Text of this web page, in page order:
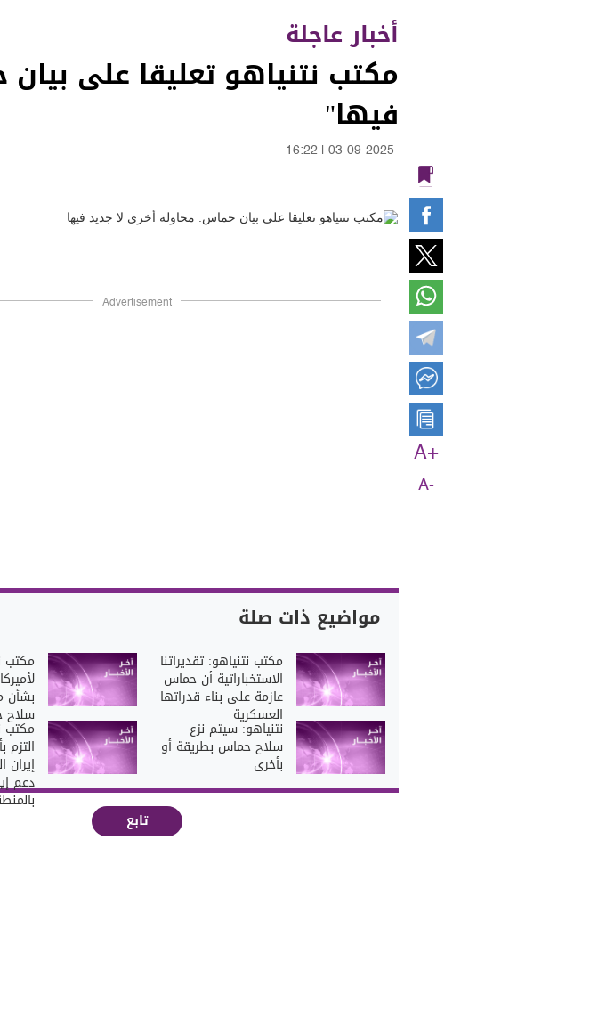
أخبار عاجلة
مكتب نتنياهو تعليقا على
فيها"
03-09-2025
16:22
A+
A-
Advertisement
مواضيع ذات صلة
مكتب نتنياهو: تقديراتنا
الاستخباراتية أن حماس
عازمة على بناء قدراتها
العسكرية
مكتب
بشأن
نتنياهو: سيتم نزع
سلاح حماس بطريقة أو
بأخرى
مكتب
دعم
تابع